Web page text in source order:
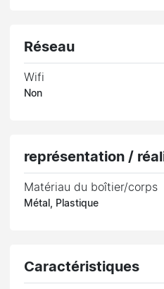
Réseau
Wifi
Non
représentation /
Matériau du boîtier/corps
Métal, Plastique
Caractéristiques